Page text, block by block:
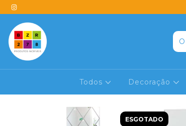
Todos Decoração
ESGOTADO